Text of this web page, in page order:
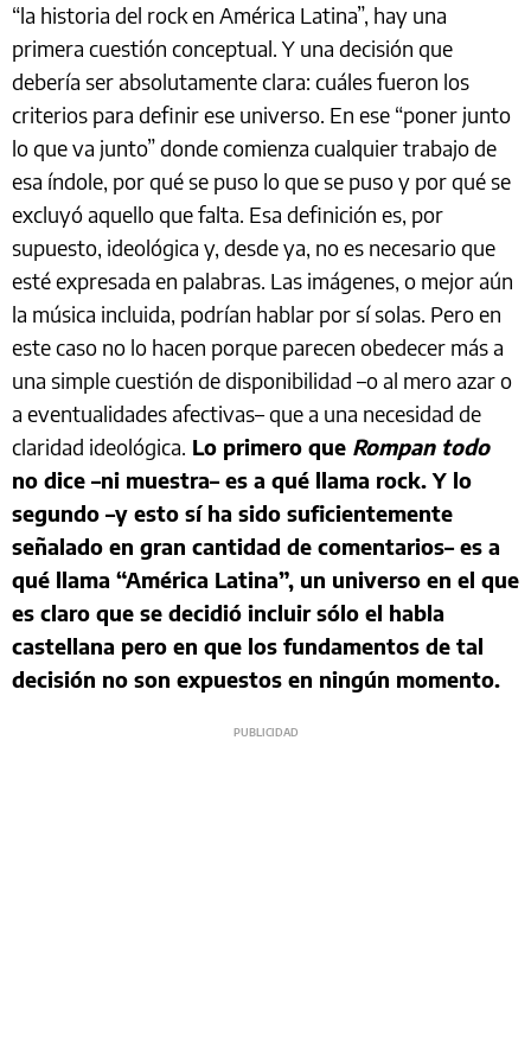
“la historia del rock en América Latina”, hay una
primera cuestión conceptual. Y una decisión que
debería ser absolutamente clara: cuáles fueron los
criterios para definir ese universo. En ese “poner junto
lo que va junto” donde comienza cualquier trabajo de
esa índole, por qué se puso lo que se puso y por qué se
excluyó aquello que falta. Esa definición es, por
supuesto, ideológica y, desde ya, no es necesario que
esté expresada en palabras. Las imágenes, o mejor aún
la música incluida, podrían hablar por sí solas. Pero en
este caso no lo hacen porque parecen obedecer más a
una simple cuestión de disponibilidad –o al mero azar o
a eventualidades afectivas– que a una necesidad de
claridad ideológica. Lo primero que Rompan todo
no dice –ni muestra– es a qué llama rock. Y lo
segundo –y esto sí ha sido suficientemente
señalado en gran cantidad de comentarios– es a
qué llama “América Latina”, un universo en el que
es claro que se decidió incluir sólo el habla
castellana pero en que los fundamentos de tal
decisión no son expuestos en ningún momento.